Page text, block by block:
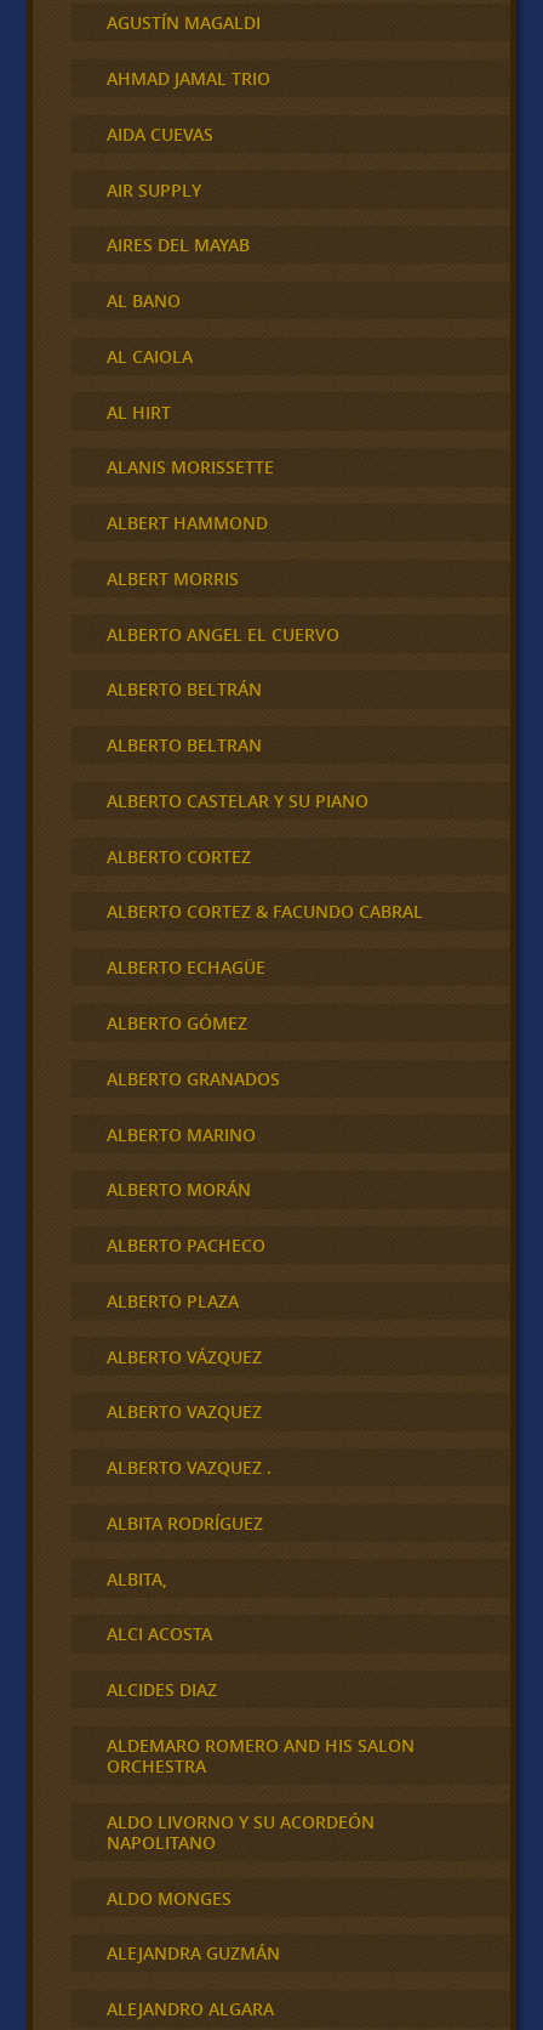
AGUSTÍN MAGALDI
AHMAD JAMAL TRIO
AIDA CUEVAS
AIR SUPPLY
AIRES DEL MAYAB
AL BANO
AL CAIOLA
AL HIRT
ALANIS MORISSETTE
ALBERT HAMMOND
ALBERT MORRIS
ALBERTO ANGEL EL CUERVO
ALBERTO BELTRÁN
ALBERTO BELTRAN
ALBERTO CASTELAR Y SU PIANO
ALBERTO CORTEZ
ALBERTO CORTEZ & FACUNDO CABRAL
ALBERTO ECHAGÜE
ALBERTO GÓMEZ
ALBERTO GRANADOS
ALBERTO MARINO
ALBERTO MORÁN
ALBERTO PACHECO
ALBERTO PLAZA
ALBERTO VÁZQUEZ
ALBERTO VAZQUEZ
ALBERTO VAZQUEZ .
ALBITA RODRÍGUEZ
ALBITA,
ALCI ACOSTA
ALCIDES DIAZ
ALDEMARO ROMERO AND HIS SALON
ORCHESTRA
ALDO LIVORNO Y SU ACORDEÓN
NAPOLITANO
ALDO MONGES
ALEJANDRA GUZMÁN
ALEJANDRO ALGARA